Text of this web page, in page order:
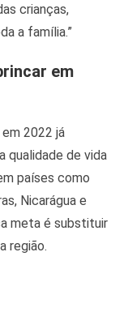
crianças,
a família.”
em
2022 já
qualidade de vida
países como
Nicarágua e
meta é substituir
região.